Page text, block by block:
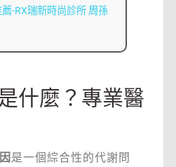
-RX瑞新時尚診所 周孫
什麼？專業醫
是一個綜合性的代謝問